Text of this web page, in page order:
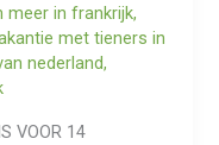
meer in frankrijk,
met tieners in
nederland,
VOOR 14